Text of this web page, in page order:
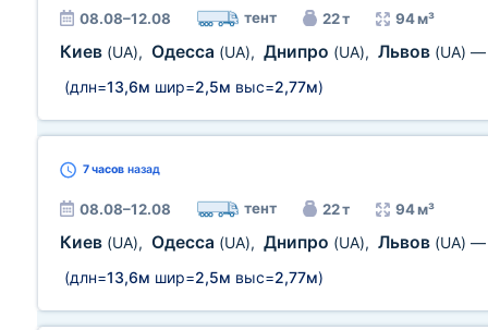
08.08–12.08 тент 22 т 94 м³
Киев (UA), Одесса (UA), Днипро (UA), Львов (UA)
(длн=13,6м шир=2,5м выс=2,77м)
7 часов назад
08.08–12.08 тент 22 т 94 м³
Киев (UA), Одесса (UA), Днипро (UA), Львов (UA)
(длн=13,6м шир=2,5м выс=2,77м)